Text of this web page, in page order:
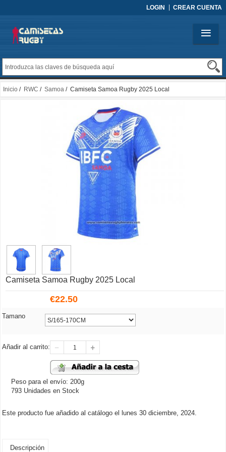
LOGIN CREAR CUENTA
Inicio / RWC / Samoa / Camiseta Samoa Rugby 2025 Local
Camiseta Samoa Rugby 2025 Local
€22.50
Tamano
Añadir al carrito:
Peso para el envío: 200g
793 Unidades en Stock
Este producto fue añadido al catálogo el lunes 30 diciembre, 2024.
Descripción